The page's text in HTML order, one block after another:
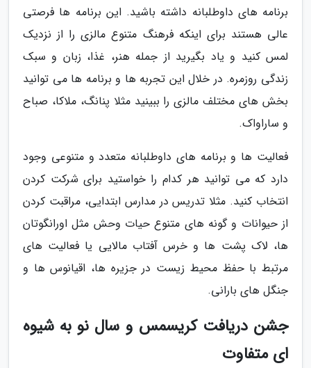
برنامه های داوطلبانه داشته باشید. این برنامه ها فرصتی
عالی هستند برای اینکه فرهنگ متنوع مالزی را از نزدیک
لمس کنید و یاد بگیرید از جمله هنر، غذا، زبان و سبک
زندگی روزمره. در خلال این تجربه ها و برنامه ها می توانید
بخش های مختلف مالزی را ببینید مثلا پنانگ، ملاکا، صباح
و ساراواک.
فعالیت ها و برنامه های داوطلبانه متعدد و متنوعی وجود
دارد که می توانید هر کدام را خواستید برای شرکت کردن
انتخاب کنید. مثلا تدریس در مدارس ابتدایی، مراقبت کردن
از حیوانات و گونه های متنوع حیات وحش مثل اورانگوتان
ها، لاک پشت ها و خرس آفتاب مالایی یا فعالیت های
مرتبط با حفظ محیط زیست در جزیره ها، اقیانوس ها و
جنگل های بارانی.
جشن دریافت کریسمس و سال نو به شیوه
ای متفاوت